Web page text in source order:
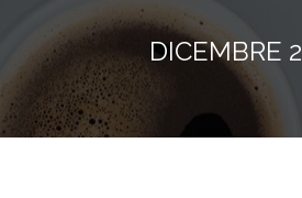
DICEMBRE